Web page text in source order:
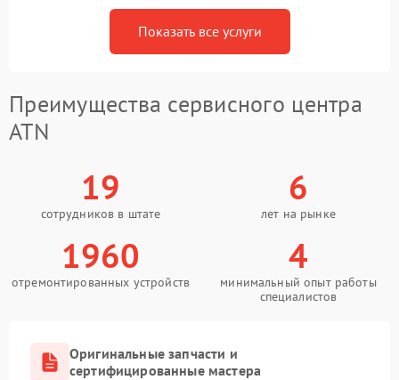
Показать все услуги
Преимущества сервисного центра
ATN
19
сотрудников в штате
6
лет на рынке
1960
отремонтированных устройств
4
минимальный опыт работы
специалистов
Оригинальные запчасти и
сертифицированные мастера